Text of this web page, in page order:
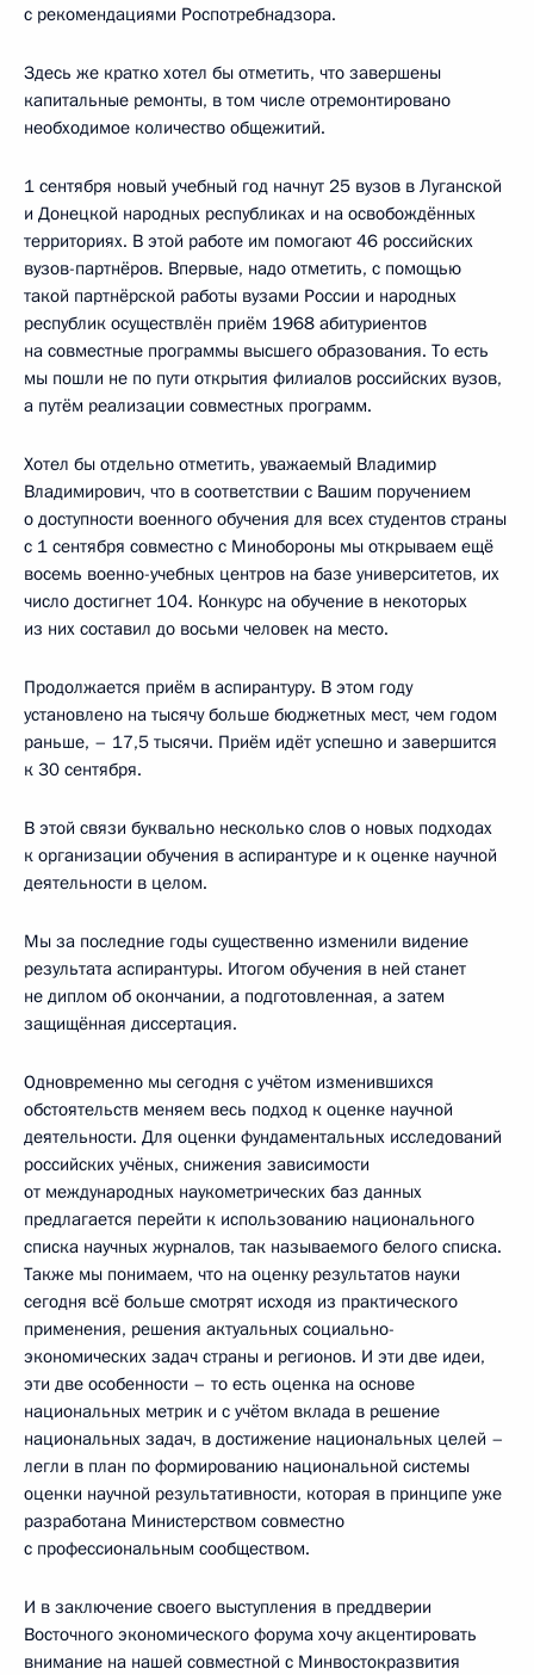
с рекомендациями Роспотребнадзора.
Здесь же кратко хотел бы отметить, что завершены
капитальные ремонты, в том числе отремонтировано
необходимое количество общежитий.
1 сентября новый учебный год начнут 25 вузов в Луганской
и Донецкой народных республиках и на освобождённых
территориях. В этой работе им помогают 46 российских
вузов-партнёров. Впервые, надо отметить, с помощью
такой партнёрской работы вузами России и народных
республик осуществлён приём 1968 абитуриентов
на совместные программы высшего образования. То есть
мы пошли не по пути открытия филиалов российских вузов,
а путём реализации совместных программ.
Хотел бы отдельно отметить, уважаемый Владимир
Владимирович, что в соответствии с Вашим поручением
о доступности военного обучения для всех студентов страны
с 1 сентября совместно с Минобороны мы открываем ещё
восемь военно-учебных центров на базе университетов, их
число достигнет 104. Конкурс на обучение в некоторых
из них составил до восьми человек на место.
Продолжается приём в аспирантуру. В этом году
установлено на тысячу больше бюджетных мест, чем годом
раньше, – 17,5 тысячи. Приём идёт успешно и завершится
к 30 сентября.
В этой связи буквально несколько слов о новых подходах
к организации обучения в аспирантуре и к оценке научной
деятельности в целом.
Мы за последние годы существенно изменили видение
результата аспирантуры. Итогом обучения в ней станет
не диплом об окончании, а подготовленная, а затем
защищённая диссертация.
Одновременно мы сегодня с учётом изменившихся
обстоятельств меняем весь подход к оценке научной
деятельности. Для оценки фундаментальных исследований
российских учёных, снижения зависимости
от международных наукометрических баз данных
предлагается перейти к использованию национального
списка научных журналов, так называемого белого списка.
Также мы понимаем, что на оценку результатов науки
сегодня всё больше смотрят исходя из практического
применения, решения актуальных социально-
экономических задач страны и регионов. И эти две идеи,
эти две особенности – то есть оценка на основе
национальных метрик и с учётом вклада в решение
национальных задач, в достижение национальных целей –
легли в план по формированию национальной системы
оценки научной результативности, которая в принципе уже
разработана Министерством совместно
с профессиональным сообществом.
И в заключение своего выступления в преддверии
Восточного экономического форума хочу акцентировать
внимание на нашей совместной с Минвостокразвития